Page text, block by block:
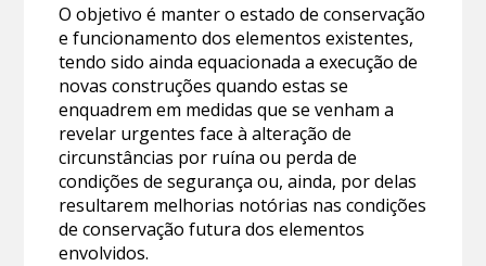
O objetivo é manter o estado de conservação
e funcionamento dos elementos existentes,
tendo sido ainda equacionada a execução de
novas construções quando estas se
enquadrem em medidas que se venham a
revelar urgentes face à alteração de
circunstâncias por ruína ou perda de
condições de segurança ou, ainda, por delas
resultarem melhorias notórias nas condições
de conservação futura dos elementos
envolvidos.